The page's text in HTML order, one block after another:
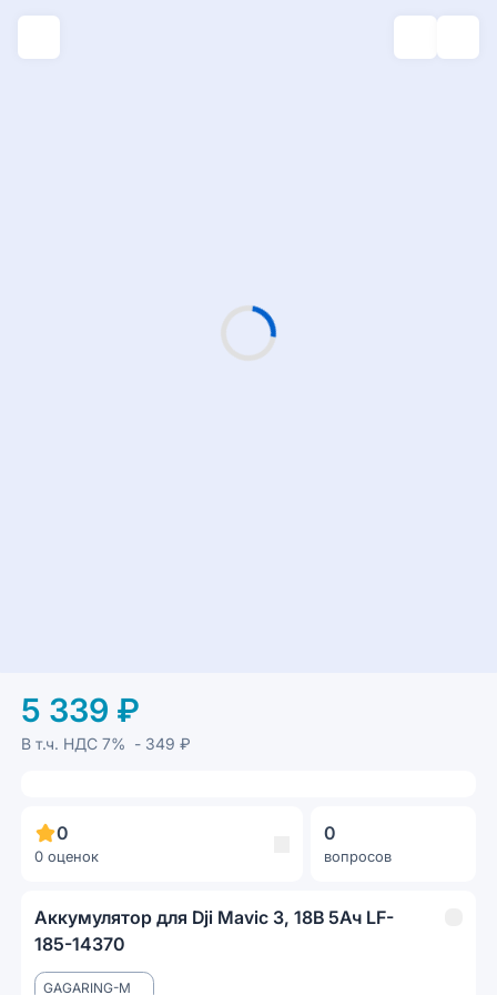
5 339 ₽
В т.ч. НДС7% - 349 ₽
0
0 оценок
0
вопросов
Аккумулятор для Dji Mavic 3, 18В 5Ач LF-
185-14370
GAGARING-M